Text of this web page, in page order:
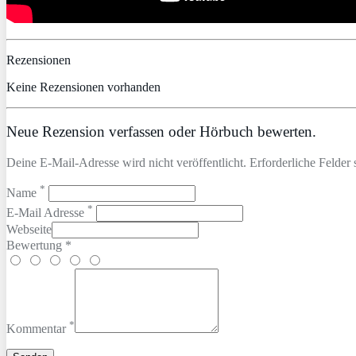
Rezensionen
Keine Rezensionen vorhanden
Neue Rezension verfassen oder Hörbuch bewerten.
Deine E-Mail-Adresse wird nicht veröffentlicht. Erforderliche Felder
Name *
E-Mail Adresse *
Webseite
Bewertung *
Kommentar *